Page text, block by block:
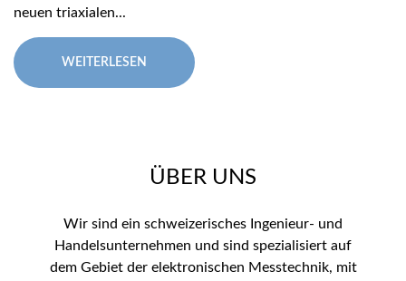
neuen triaxialen...
WEITERLESEN
ÜBER UNS
Wir sind ein schweizerisches Ingenieur- und
Handelsunternehmen und sind spezialisiert auf
dem Gebiet der elektronischen Messtechnik, mit